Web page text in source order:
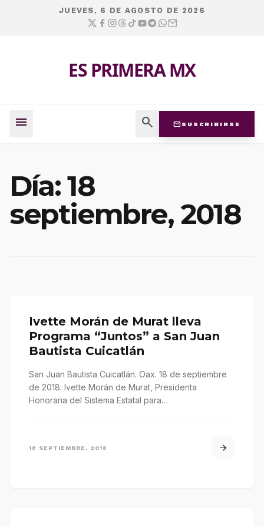
JUEVES, 6 DE AGOSTO DE 2026
ES PRIMERA MX
menu search mail SUSCRIBIRSE
Día:18
septiembre, 2018
Ivette Morán de Murat lleva
Programa “Juntos” a San Juan
Bautista Cuicatlán
San Juan Bautista Cuicatlán. Oax. 18 de septiembre
de 2018. Ivette Morán de Murat, Presidenta
Honoraria del Sistema Estatal para…
18 SEPTIEMBRE, 2018